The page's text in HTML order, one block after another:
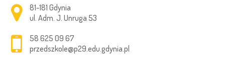
Adres pocztowy:
81-181 Gdynia
ul. Adm. J. Unruga 53
58 625 09 67
przedszkole@p29.edu.gdynia.pl